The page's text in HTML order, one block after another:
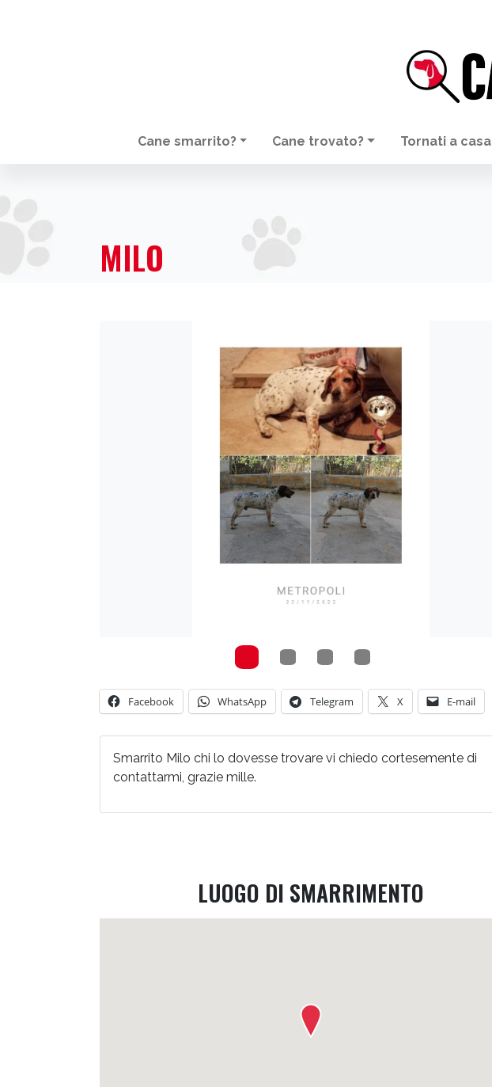
NAVIGAZIONE PRINCIPALE
Cane smarrito? Cane trovato? Tornati a casa
MILO
Facebook WhatsApp Telegram X E-mail
Smarrito Milo chi lo dovesse trovare vi chiedo cortesemente di
contattarmi, grazie mille.
LUOGO DI SMARRIMENTO